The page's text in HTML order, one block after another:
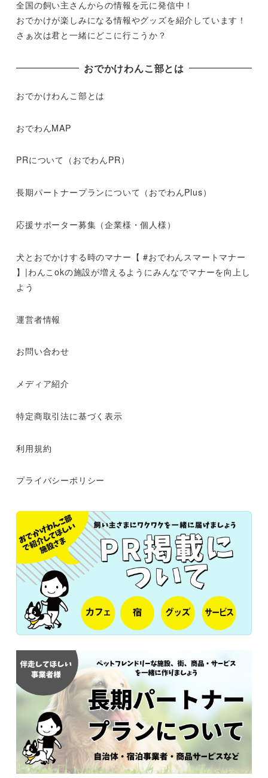
全国の飼い主さんからの情報を元に発信中！
おでかけが楽しみになる情報やグッズを紹介しています！
さぁ次は君と一緒にどこに行こうか？
おでかけわんこ部とは
おでかけわんこ部とは
おでわんMAP
PRについて（おでわんPR）
長期パートナープランについて（おでわんPlus）
応援サポーター募集（企業様・個人様）
犬とおでかけする時のマナー【 #おでわんスマートマナー
】|わんこokの施設が増えるようにみんなでマナーを向上し
よう
運営者情報
お問い合わせ
メディア紹介
特定商取引法に基づく表示
利用規約
プライバシーポリシー